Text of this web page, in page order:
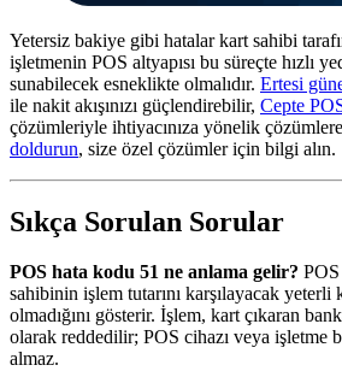
Yetersiz bakiye gibi hatalar kart sahibi
işletmenin POS altyapısı bu süreçte hızlı
sunabilecek esneklikte olmalıdır. Ertesi
ile nakit akışınızı güçlendirebilir, Cepte
çözümleriyle ihtiyacınıza yönelik
doldurun, size özel çözümler için bilgi alın.
Sıkça Sorulan Sorular
POS hata kodu 51 ne anlama gelir?
sahibinin işlem tutarını karşılayacak
olmadığını gösterir. İşlem, kart çıkaran
olarak reddedilir; POS cihazı veya işletme
almaz.